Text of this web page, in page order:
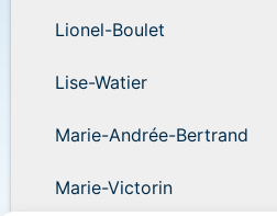
Lionel-Boulet
Lise-Watier
Marie-Andrée-Bertrand
Marie-Victorin